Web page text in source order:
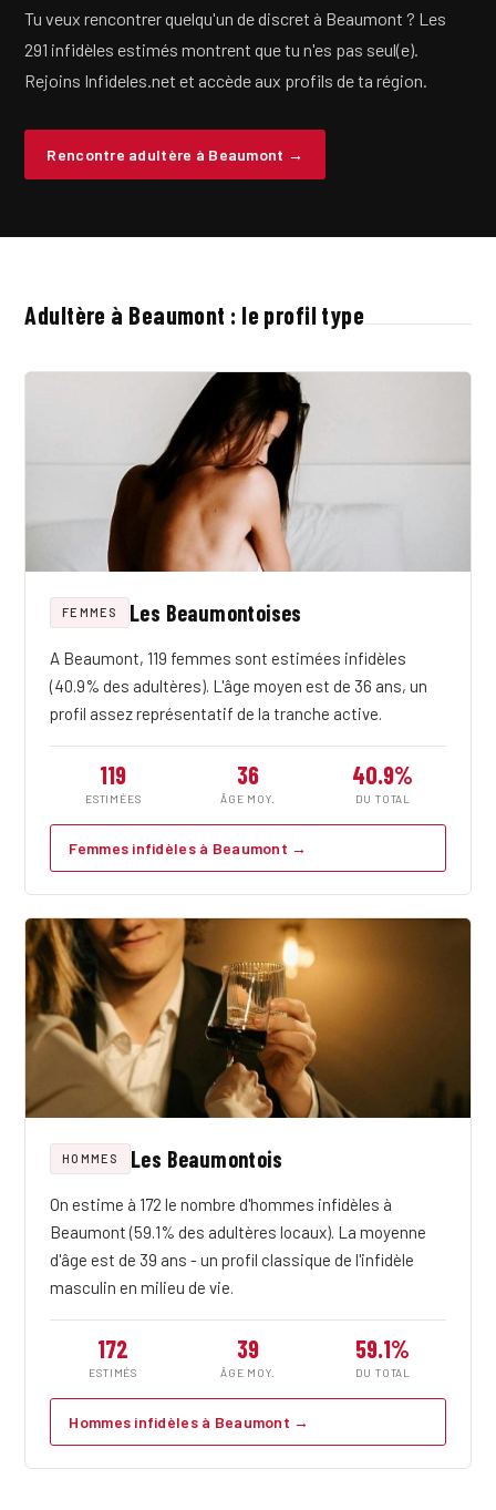
Tu veux rencontrer quelqu'un de discret à Beaumont ? Les
291 infidèles estimés montrent que tu n'es pas seul(e).
Rejoins Infideles.net et accède aux profils de ta région.
Rencontre adultère à Beaumont →
Adultère à Beaumont : le profil type
FEMMES Les Beaumontoises
A Beaumont, 119 femmes sont estimées infidèles
(40.9% des adultères). L'âge moyen est de 36 ans, un
profil assez représentatif de la tranche active.
119
ESTIMÉES
36
ÂGE MOY.
40.9%
DU TOTAL
Femmes infidèles à Beaumont →
HOMMES Les Beaumontois
On estime à 172 le nombre d'hommes infidèles à
Beaumont (59.1% des adultères locaux). La moyenne
d'âge est de 39 ans - un profil classique de l'infidèle
masculin en milieu de vie.
172
ESTIMÉS
39
ÂGE MOY.
59.1%
DU TOTAL
Hommes infidèles à Beaumont →